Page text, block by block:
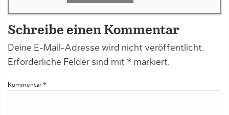
Schreibe einen Kommentar
Deine E-Mail-Adresse wird nicht veröffentlicht.
Erforderliche Felder sind mit * markiert.
Kommentar *